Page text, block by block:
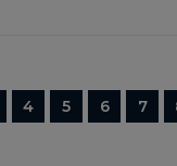
4 5 6 7